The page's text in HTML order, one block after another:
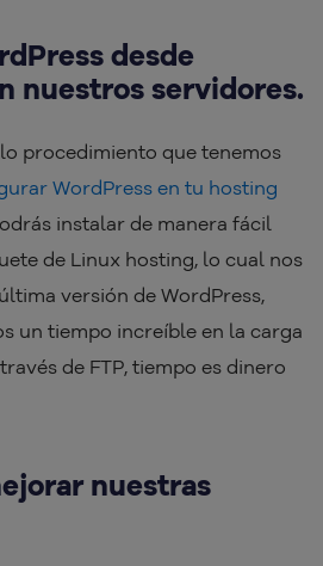
desde
nuestros servidores.
procedimiento que tenemos
WordPress en tu hosting
instalar de manera fácil
de Linux hosting, lo cual nos
versión de WordPress,
un tiempo increíble en la carga
de FTP, tiempo es dinero
nuestras